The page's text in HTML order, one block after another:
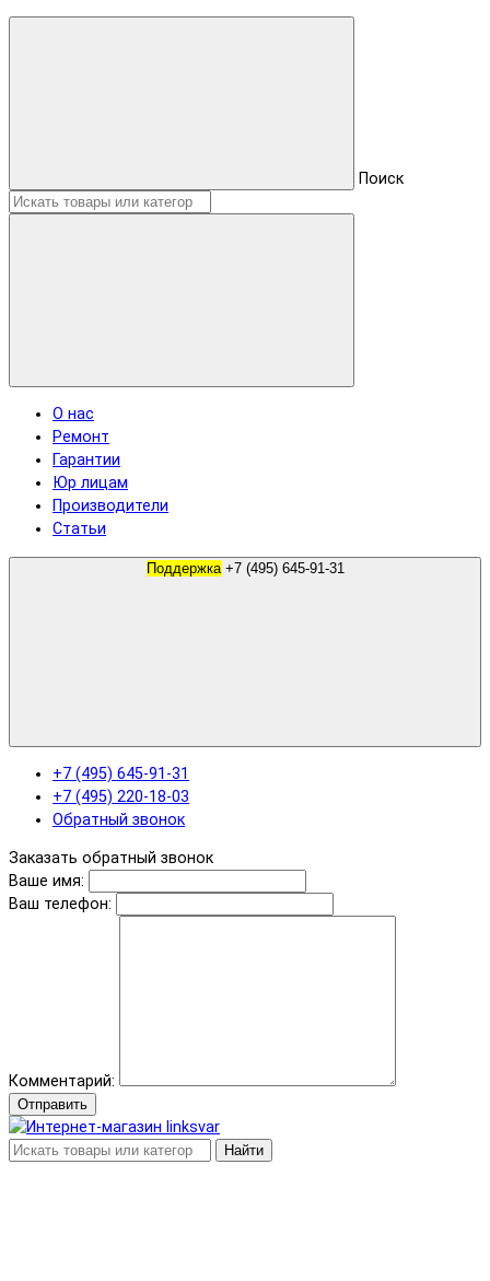
Поиск
О нас
Ремонт
Гарантии
Юр лицам
Производители
Статьи
Поддержка
+7 (495) 645-91-31
+7 (495) 220-18-03
Обратный звонок
Заказать обратный звонок
Ваше имя:
Ваш телефон:
Комментарий:
Отправить
Найти